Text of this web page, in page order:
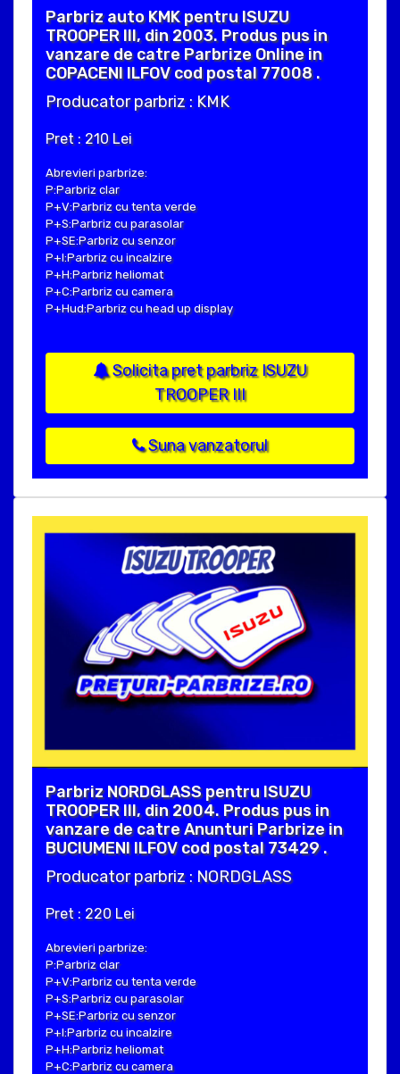
Parbriz auto KMK pentru ISUZU
TROOPER III, din 2003. Produs pus in
vanzare de catre Parbrize Online in
COPACENI ILFOV cod postal 77008 .
Producator parbriz : KMK
Pret : 210 Lei
Abrevieri parbrize:
P:Parbriz clar
P+V:Parbriz cu tenta verde
P+S:Parbriz cu parasolar
P+SE:Parbriz cu senzor
P+I:Parbriz cu incalzire
P+H:Parbriz heliomat
P+C:Parbriz cu camera
P+Hud:Parbriz cu head up display
Solicita pret parbriz ISUZU
TROOPER III
Suna vanzatorul
Parbriz NORDGLASS pentru ISUZU
TROOPER III, din 2004. Produs pus in
vanzare de catre Anunturi Parbrize in
BUCIUMENI ILFOV cod postal 73429 .
Producator parbriz : NORDGLASS
Pret : 220 Lei
Abrevieri parbrize:
P:Parbriz clar
P+V:Parbriz cu tenta verde
P+S:Parbriz cu parasolar
P+SE:Parbriz cu senzor
P+I:Parbriz cu incalzire
P+H:Parbriz heliomat
P+C:Parbriz cu camera